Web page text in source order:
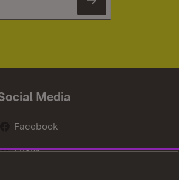
Newsletter
Media
Facebook
Flickr